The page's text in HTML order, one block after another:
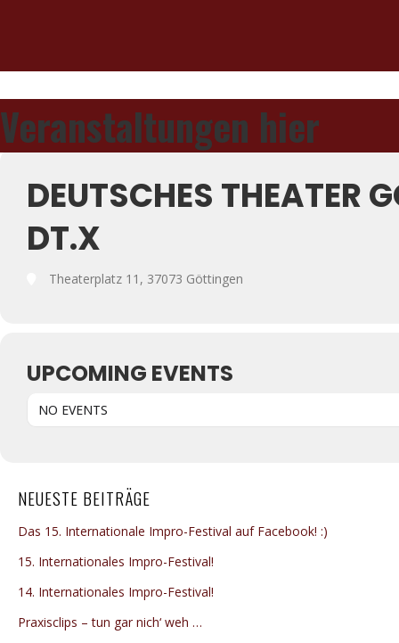
Veranstaltungen hier
DEUTSCHES THEATER
DT.X
Theaterplatz 11, 37073 Göttingen
UPCOMING EVENTS
NO EVENTS
NEUESTE BEITRÄGE
Das 15. Internationale Impro-Festival auf Facebook! :)
15. Internationales Impro-Festival!
14. Internationales Impro-Festival!
Praxisclips – tun gar nich‘ weh …